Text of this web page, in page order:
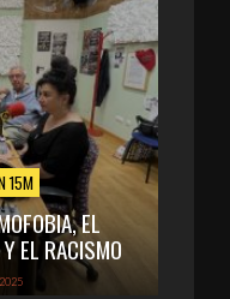
15M
EL
EL RACISMO